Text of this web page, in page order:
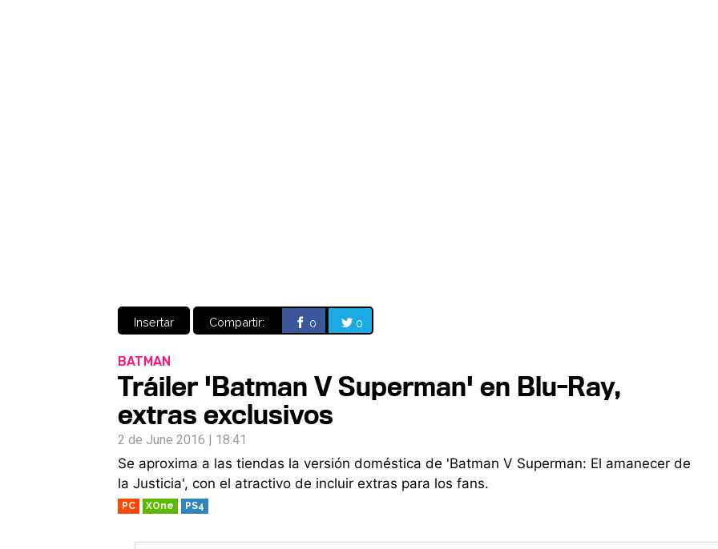
Insertar Compartir: 0 0
BATMAN
Tráiler 'Batman V Superman' en Blu-Ray,
extras exclusivos
2 de June 2016 | 18:41
Se aproxima a las tiendas la versión doméstica de 'Batman V Superman: El amanecer de
la Justicia', con el atractivo de incluir extras para los fans.
PC XOne PS4